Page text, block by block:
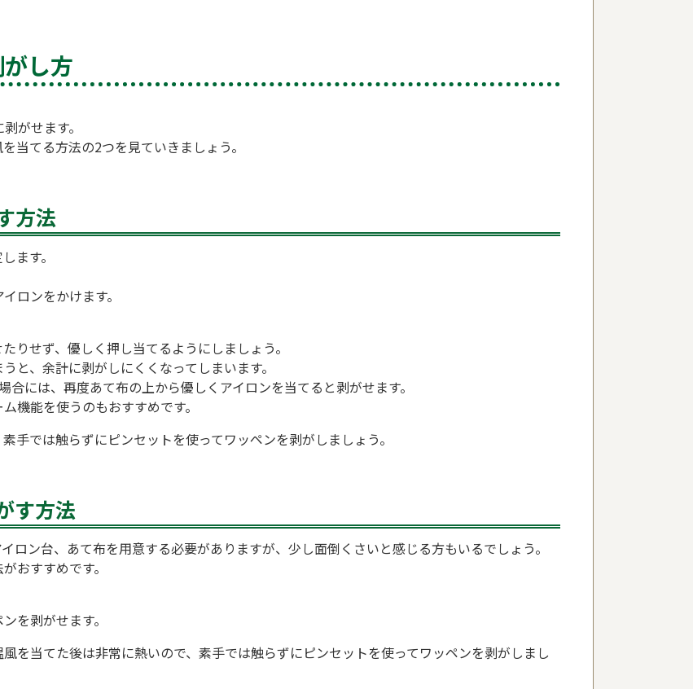
し方
がせます。
当てる方法の2つを見ていきましょう。
方法
ます。
ロンをかけます。
りせず、優しく押し当てるようにしましょう。
と、余計に剥がしにくくなってしまいます。
には、再度あて布の上から優しくアイロンを当てると剥がせます。
機能を使うのもおすすめです。
手では触らずにピンセットを使ってワッペンを剥がしましょう。
す方法
ロン台、あて布を用意する必要がありますが、少し面倒くさいと感じる方もいるでしょう。
おすすめです。
を剥がせます。
を当てた後は非常に熱いので、素手では触らずにピンセットを使ってワッペンを剥がしまし